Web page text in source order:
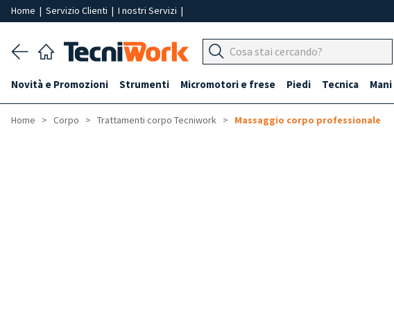
Home | Servizio Clienti | I nostri Servizi |
Novità e Promozioni Strumenti Micromotori e frese Piedi Tecnica Mani
Home Corpo Trattamenti corpo Tecniwork Massaggio corpo professionale